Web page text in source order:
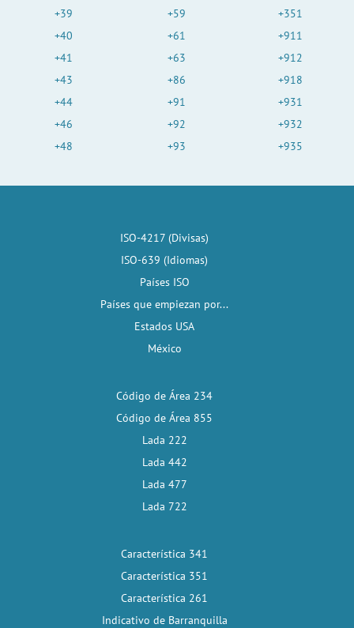
+39
+40
+41
+43
+44
+46
+48
+59
+61
+63
+86
+91
+92
+93
+351
+911
+912
+918
+931
+932
+935
ISO-4217 (Divisas)
ISO-639 (Idiomas)
Países ISO
Países que empiezan por...
Estados USA
México
Código de Área 234
Código de Área 855
Lada 222
Lada 442
Lada 477
Lada 722
Característica 341
Característica 351
Característica 261
Indicativo de Barranquilla